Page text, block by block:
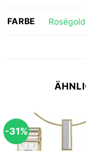
FARBE Roségold
-31%